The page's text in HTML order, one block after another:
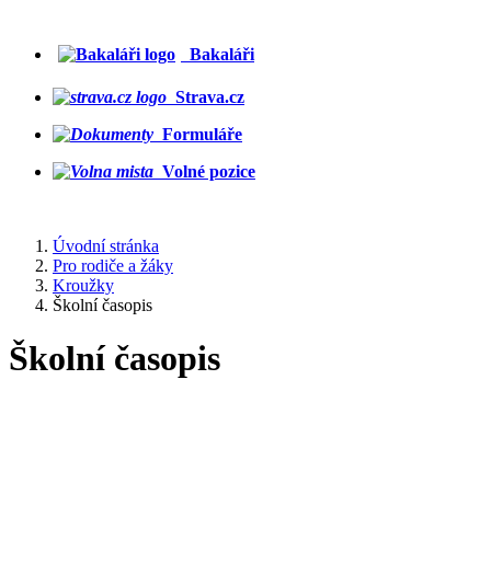
Bakaláři
Strava.cz
Formuláře
Volné pozice
Úvodní stránka
Pro rodiče a žáky
Kroužky
Školní časopis
Školní časopis